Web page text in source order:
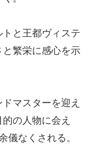
と王都ヴィステ
繁栄に感心を示
マスターを迎え
の人物に会え
儀なくされる。